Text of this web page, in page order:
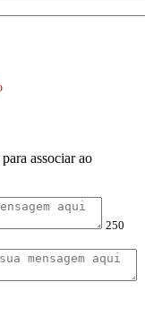
associar ao
250